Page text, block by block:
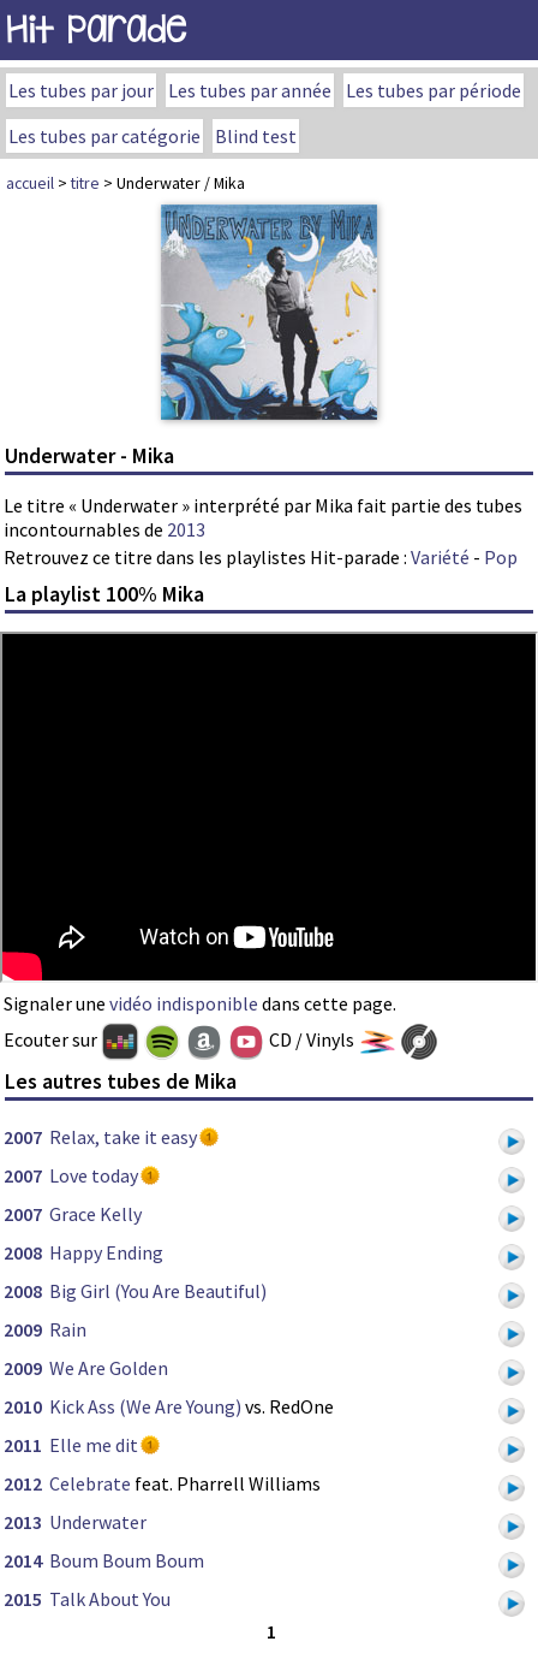
Hit Parade
Les tubes par jour Les tubes par année
Les tubes par période
Les tubes par catégorie
Blind test
accueil >titre > Underwater / Mika
Underwater - Mika
Le titre « Underwater » interprété par Mika fait partie des tubes
incontournables de 2013
Retrouvez ce titre dans les playlistes Hit-parade : Variété - Pop
La playlist 100% Mika
Signaler une vidéo indisponible dans cette page.
Ecouter sur
CD / Vinyls
Les autres tubes de Mika
2007 Relax, take it easy
2007 Love today
2007 Grace Kelly
2008 Happy Ending
2008 Big Girl (You Are Beautiful)
2009 Rain
2009 We Are Golden
2010 Kick Ass (We Are Young) vs. RedOne
2011 Elle me dit
2012 Celebrate feat. Pharrell Williams
2013 Underwater
2014 Boum Boum Boum
2015 Talk About You
1